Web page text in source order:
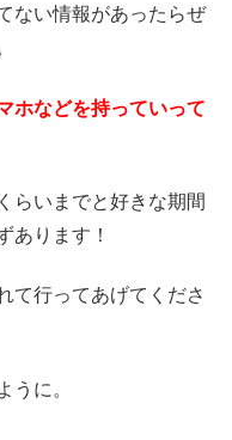
ない情報があったらぜ
ホなどを持っていって
らいまでと好きな期間
あります！
て行ってあげてくださ
うに。